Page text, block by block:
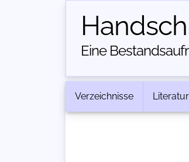
Eine
Verzeichnisse Literatur